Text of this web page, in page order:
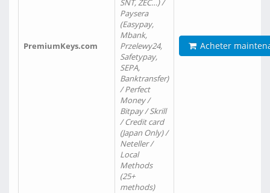
PremiumKeys.com
SNT, ZEC…) /
Paysera
(Easypay,
Mbank,
Przelewy24,
Safetypay,
SEPA,
Banktransfer)
/ Perfect
Money /
Bitpay / Skrill
/ Credit card
(Japan Only) /
Neteller /
Local
Methods
(25+
methods)
Acheter